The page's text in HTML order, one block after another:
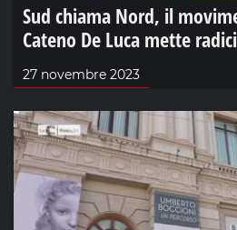
Sud chiama Nord, il
Cateno De Luca mette
27 novembre 2023